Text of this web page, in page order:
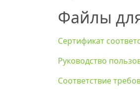
Файлы
Сертификат
Руководство
Соответствие